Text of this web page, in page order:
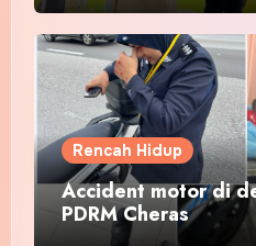
Rencah Hidup
Accident motor di
PDRM Cheras